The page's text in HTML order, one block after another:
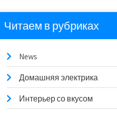
Читаем в рубриках
News
Домашняя электрика
Интерьер со вкусом